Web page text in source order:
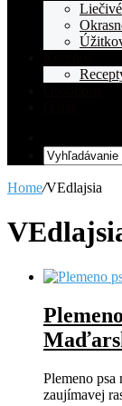
Article
Home/VEdlajsia
Plemeno psa
zaujímavej